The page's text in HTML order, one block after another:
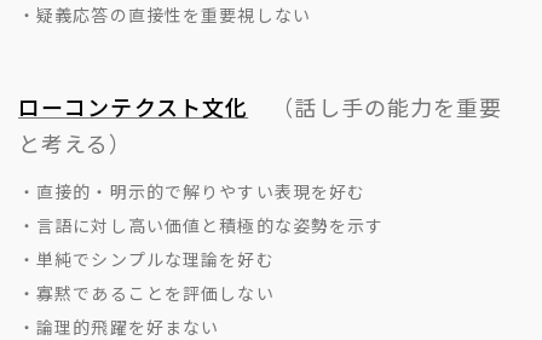
・疑義応答の直接性を重要視しない
ローコンテクスト文化 （話し手の能力を重要
と考える）
・直接的・明示的で解りやすい表現を好む
・言語に対し高い価値と積極的な姿勢を示す
・単純でシンプルな理論を好む
・寡黙であることを評価しない
・論理的飛躍を好まない